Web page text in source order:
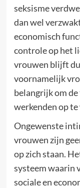
seksisme
dan wel
economisch
controle op het
vrouwen blijft
voornamelijk
belangrijk om
werkenden op te
Ongewenste
vrouwen zijn
op zich staan.
systeem waarin
sociale en